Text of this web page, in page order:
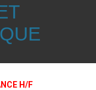
H/F